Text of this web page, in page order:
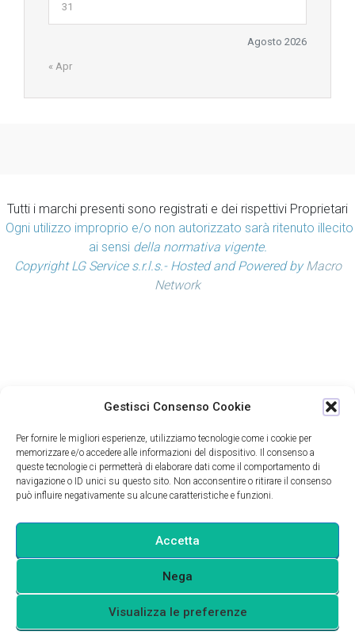
Gestisci Consenso Cookie
Per fornire le migliori esperienze, utilizziamo tecnologie come i cookie per
memorizzare e/o accedere alle informazioni del dispositivo. Il consenso a
queste tecnologie ci permetterà di elaborare dati come il comportamento di
navigazione o ID unici su questo sito. Non acconsentire o ritirare il consenso
può influire negativamente su alcune caratteristiche e funzioni.
Accetta
Nega
Visualizza le preferenze
Agosto 2026
31
« Apr
Tutti i marchi presenti sono registrati e dei rispettivi Proprietari
Ogni utilizzo improprio e/o non autorizzato sarà ritenuto illecito
ai sensidella normativa vigente.
Copyright LG Service s.r.l.s.- Hosted and Powered byMacro
Network